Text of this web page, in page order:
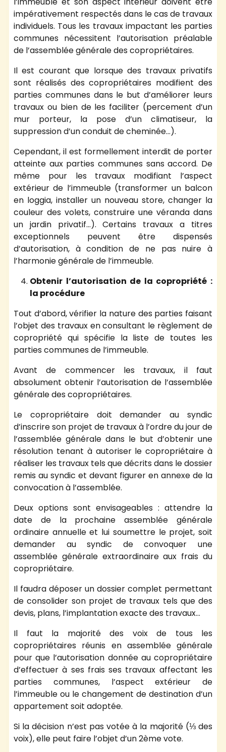
impérativement respectés dans le cas de travaux
individuels. Tous les travaux impactant les parties
communes nécessitent l’autorisation préalable
de l’assemblée générale des copropriétaires.
Il est courant que lorsque des travaux privatifs
sont réalisés des copropriétaires modifient des
parties communes dans le but d’améliorer leurs
travaux ou bien de les faciliter (percement d’un
mur porteur, la pose d’un climatiseur, la
suppression d’un conduit de cheminée…).
Cependant, il est formellement interdit de porter
atteinte aux parties communes sans accord. De
même pour les travaux modifiant l’aspect
extérieur de l’immeuble (transformer un balcon
en loggia, installer un nouveau store, changer la
couleur des volets, construire une véranda dans
un jardin privatif…). Certains travaux a titres
exceptionnels peuvent être dispensés
d’autorisation, à condition de ne pas nuire à
l’harmonie générale de l’immeuble.
Obtenir l’autorisation de la copropriété :
la procédure
Tout d’abord, vérifier la nature des parties faisant
l’objet des travaux en consultant le règlement de
copropriété qui spécifie la liste de toutes les
parties communes de l’immeuble.
Avant de commencer les travaux, il faut
absolument obtenir l’autorisation de l’assemblée
générale des copropriétaires.
Le copropriétaire doit demander au syndic
d’inscrire son projet de travaux à l’ordre du jour de
l’assemblée générale dans le but d’obtenir une
résolution tenant à autoriser le copropriétaire à
réaliser les travaux tels que décrits dans le dossier
remis au syndic et devant figurer en annexe de la
convocation à l’assemblée.
Deux options sont envisageables : attendre la
date de la prochaine assemblée générale
ordinaire annuelle et lui soumettre le projet, soit
demander au syndic de convoquer une
assemblée générale extraordinaire aux frais du
copropriétaire.
Il faudra déposer un dossier complet permettant
de consolider son projet de travaux tels que des
devis, plans, l’implantation exacte des travaux…
Il faut la majorité des voix de tous les
copropriétaires réunis en assemblée générale
pour que l’autorisation donnée au copropriétaire
d’effectuer à ses frais ses travaux affectant les
parties communes, l’aspect extérieur de
l’immeuble ou le changement de destination d’un
appartement soit adoptée.
Si la décision n’est pas votée à la majorité (⅓ des
voix), elle peut faire l’objet d’un 2ème vote.